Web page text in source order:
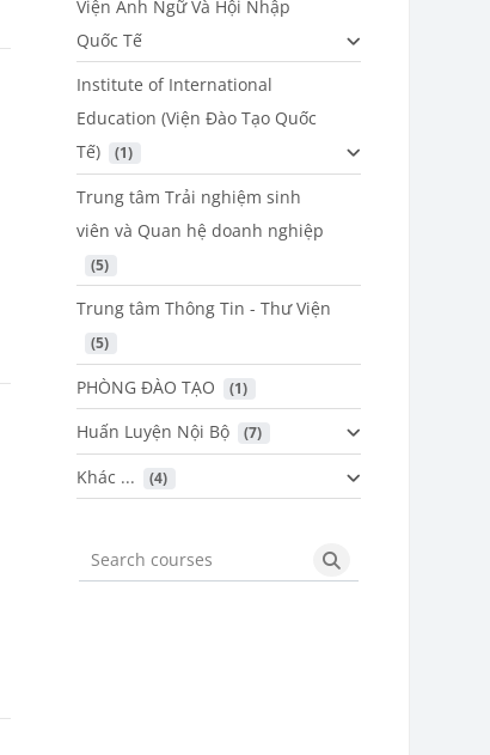
Viện Anh Ngữ Và Hội Nhập
Quốc Tế
Institute of International
Education (Viện Đào Tạo Quốc
Tế)
(1)
Trung tâm Trải nghiệm sinh
viên và Quan hệ doanh nghiệp
(5)
Trung tâm Thông Tin - Thư Viện
(5)
PHÒNG ĐÀO TẠO (1)
Huấn Luyện Nội Bộ (7)
Khác ... (4)
Search courses Search courses